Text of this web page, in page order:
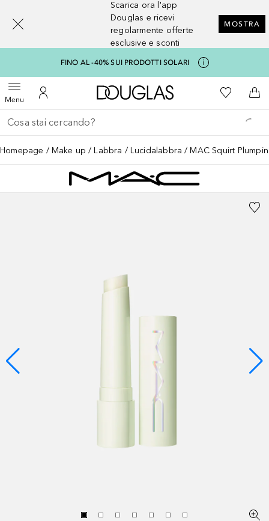
Scarica ora l'app
Douglas e ricevi
regolarmente offerte
esclusive e sconti
MOSTRA
FINO AL -40% SUI PRODOTTI SOLARI
MenuApri menuAl Mio Account
A Douglas HomeAlla Mia
Al
Torna indietro
Esegui ricerca
Homepage Make up Labbra Lucidalabbra MAC Squirt
[navigation.slideout.screenreader]